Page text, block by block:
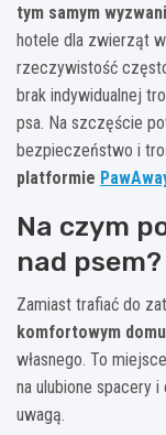
tym samym
hotele dla zwierząt
rzeczywistość
brak indywidualnej
psa. Na szczęście
bezpieczeństwo i
platformie
Na czym
nad psem?
Zamiast trafiać do
komfortowym
własnego. To
na ulubione spacery
uwagą.